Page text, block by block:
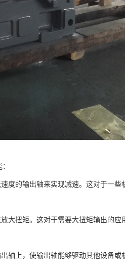
度的输出轴来实现减速。这对于一些
大扭矩。这对于需要大扭矩输出的应
轴上，使输出轴能够驱动其他设备或